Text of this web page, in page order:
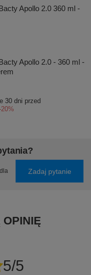
Apollo 2.0 360 ml -
Apollo 2.0 - 360 ml -
30 dni przed
20%
Zadaj pytanie
5/5